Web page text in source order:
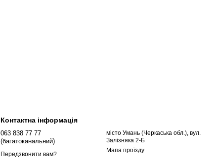
Контактна інформація
063 838 77 77
(багатоканальний)
Передзвонити вам?
місто Умань (Черкаська обл.), вул.
Залізняка 2-Б
Мапа проїзду